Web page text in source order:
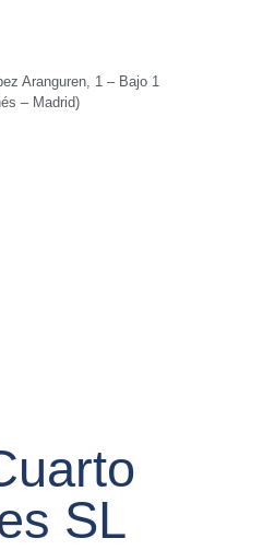
Aranguren, 1 – Bajo 1
– Madrid)
SL